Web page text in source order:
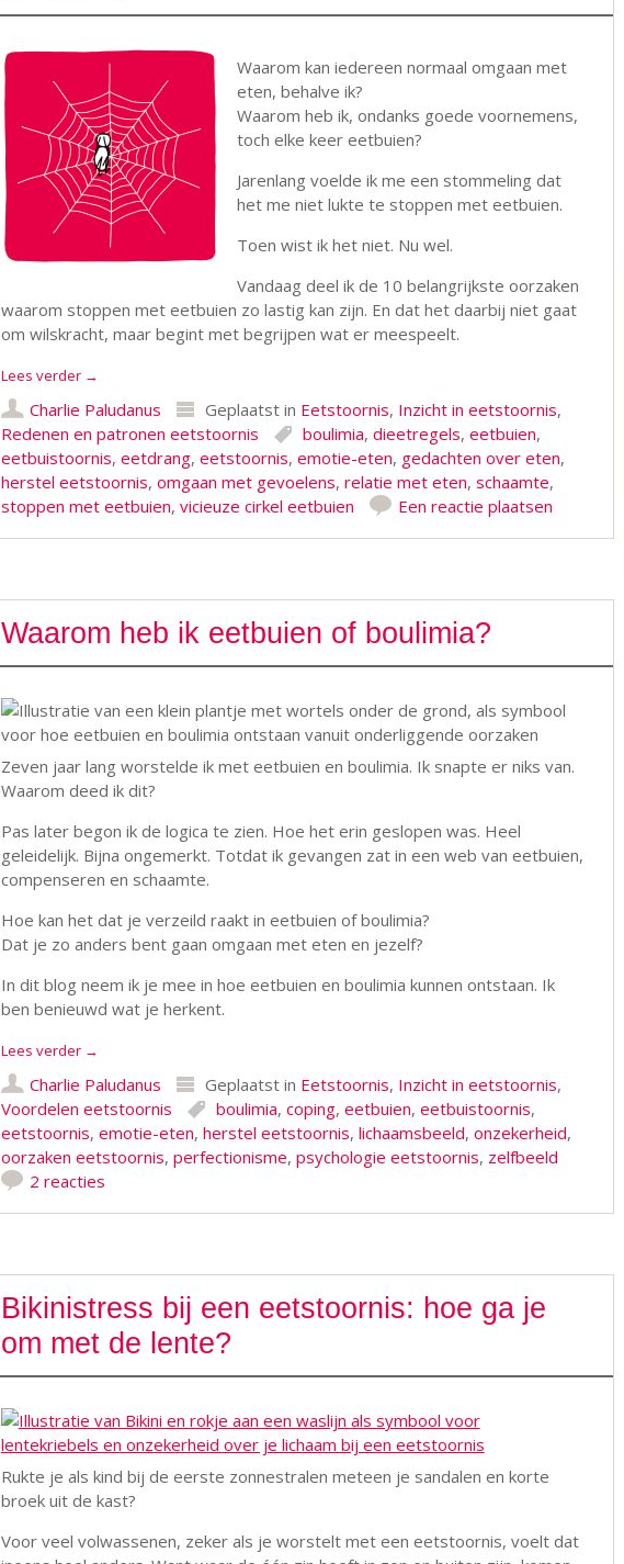
Waarom kan iedereen normaal omgaan met
eten, behalve ik?
Waarom heb ik, ondanks goede voornemens,
toch elke keer eetbuien?
Jarenlang voelde ik me een stommeling dat
het me niet lukte te stoppen met eetbuien.
Toen wist ik het niet. Nu wel.
Vandaag deel ik de 10 belangrijkste oorzaken
waarom stoppen met eetbuien zo lastig kan zijn. En dat het daarbij niet gaat
om wilskracht, maar begint met begrijpen wat er meespeelt.
Lees verder →
Charlie Paludanus Geplaatst in Eetstoornis, Inzicht in eetstoornis,
Redenen en patronen eetstoornis
boulimia, dieetregels, eetbuien,
eetbuistoornis, eetdrang, eetstoornis, emotie-eten, gedachten over eten,
herstel eetstoornis, omgaan met gevoelens, relatie met eten, schaamte,
stoppen met eetbuien, vicieuze cirkel eetbuien Een reactie plaatsen
Waarom heb ik eetbuien of boulimia?
Zeven jaar lang worstelde ik met eetbuien en boulimia. Ik snapte er niks van.
Waarom deed ik dit?
Pas later begon ik de logica te zien. Hoe het erin geslopen was. Heel
geleidelijk. Bijna ongemerkt. Totdat ik gevangen zat in een web van eetbuien,
compenseren en schaamte.
Hoe kan het dat je verzeild raakt in eetbuien of boulimia?
Dat je zo anders bent gaan omgaan met eten en jezelf?
In dit blog neem ik je mee in hoe eetbuien en boulimia kunnen ontstaan. Ik
ben benieuwd wat je herkent.
Lees verder →
Charlie Paludanus Geplaatst in Eetstoornis, Inzicht in eetstoornis,
Voordelen eetstoornis
boulimia, coping, eetbuien, eetbuistoornis,
eetstoornis, emotie-eten, herstel eetstoornis, lichaamsbeeld, onzekerheid,
oorzaken eetstoornis, perfectionisme, psychologie eetstoornis, zelfbeeld
2 reacties
Bikinistress bij een eetstoornis: hoe ga je
om met de lente?
Rukte je als kind bij de eerste zonnestralen meteen je sandalen en korte
broek uit de kast?
Voor veel volwassenen, zeker als je worstelt met een eetstoornis, voelt dat